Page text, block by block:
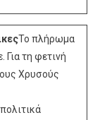
Το πλήρωμα
τη φετινή
Χρυσούς